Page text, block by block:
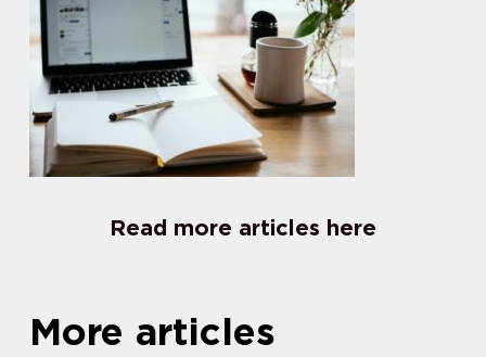
Read more articles here
More articles